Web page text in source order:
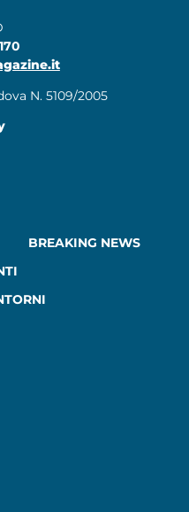
N. 5109/2005
BREAKING NEWS